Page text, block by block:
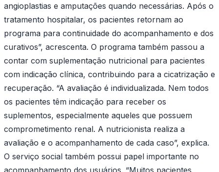
angioplastias e amputações quando necessárias. Após o
tratamento hospitalar, os pacientes retornam ao
programa para continuidade do acompanhamento e dos
curativos”, acrescenta. O programa também passou a
contar com suplementação nutricional para pacientes
com indicação clínica, contribuindo para a cicatrização e
recuperação. “A avaliação é individualizada. Nem todos
os pacientes têm indicação para receber os
suplementos, especialmente aqueles que possuem
comprometimento renal. A nutricionista realiza a
avaliação e o acompanhamento de cada caso”, explica.
O serviço social também possui papel importante no
acompanhamento dos usuários. “Muitos pacientes